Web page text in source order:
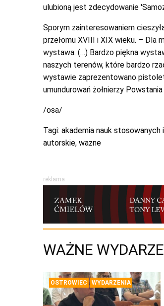
ulubioną jest zdecydowanie
Sporym zainteresowaniem
przełomu XVIII i XIX wieku. – Dla
wystawa. (…) Bardzo piękna
naszych terenów, które bardzo
wystawie zaprezentowano
umundurowań żołnierzy
/osa/
Tagi: akademia nauk
autorskie, wazne
reklama
WAŻNE
OSTROWIEC WYDARZENIA